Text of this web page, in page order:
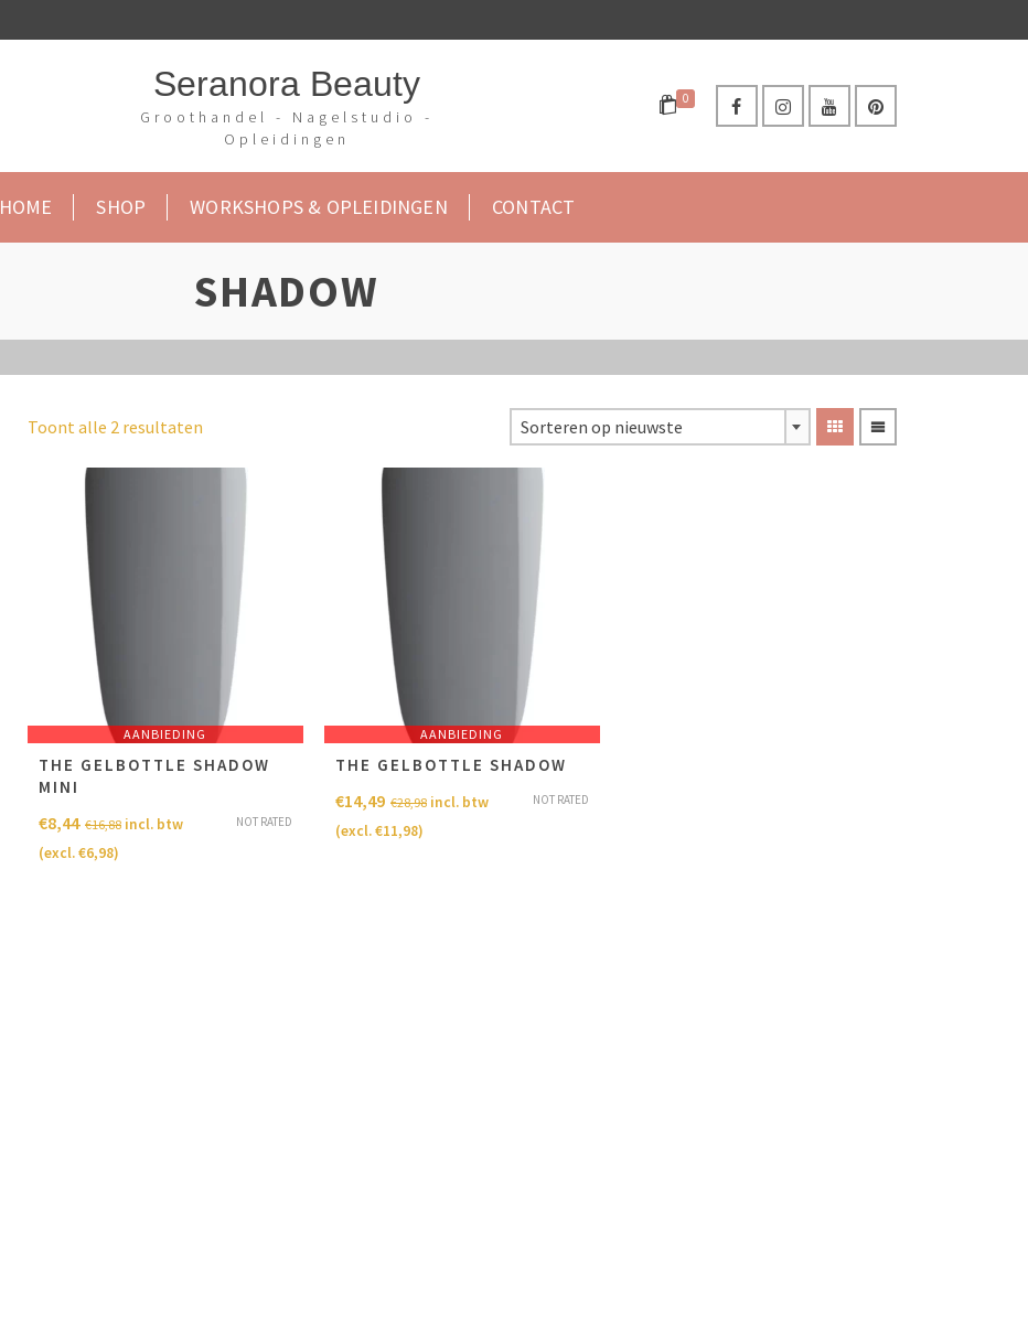
Seranora Beauty
Groothandel - Nagelstudio -
Opleidingen
0
HOME SHOP WORKSHOPS & OPLEIDINGEN CONTACT
SHADOW
Toont alle 2 resultaten Sorteren op nieuwste
AANBIEDING
THE GELBOTTLE SHADOW
MINI
NOT RATED
€16,88
€8,44
incl. btw
(excl.€6,98)
AANBIEDING
THE GELBOTTLE SHADOW
NOT RATED
€28,98
€14,49
incl. btw
(excl.€11,98)